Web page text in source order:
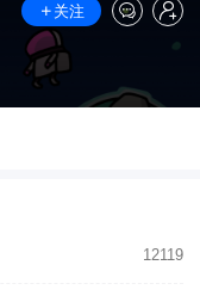
关注
12119